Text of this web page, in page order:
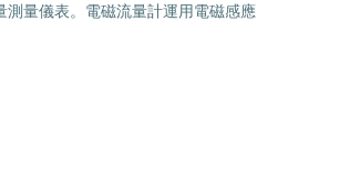
量儀表。電磁流量計運用電磁感應